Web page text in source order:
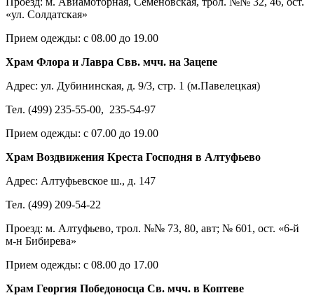
«ул. Солдатская»
Прием одежды: с 08.00 до 19.00
Храм Флора и Лавра Свв. мчч. на Зацепе
Адрес: ул. Дубининская, д. 9/3, стр. 1 (м.Павелецкая)
Тел. (499) 235-55-00, 235-54-97
Прием одежды: с 07.00 до 19.00
Храм Воздвижения Креста Господня в Алтуфьево
Адрес: Алтуфьевское ш., д. 147
Тел. (499) 209-54-22
Проезд: м. Алтуфьево, трол. №№ 73, 80, авт; № 601, ост. «6-й
м-н Бибирева»
Прием одежды: с 08.00 до 17.00
Храм Георгия Победоносца Св. мчч. в Коптеве